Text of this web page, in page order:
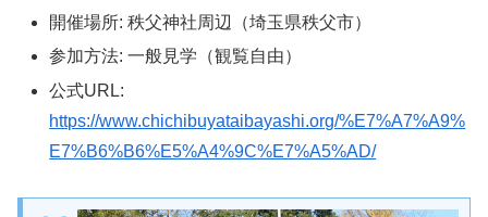
開催場所: 秩父神社周辺（埼玉県秩父市）
参加方法: 一般見学（観覧自由）
公式URL:
https://www.chichibuyataibayashi.org/%E7%A7%A9%
E7%B6%B6%E5%A4%9C%E7%A5%AD/